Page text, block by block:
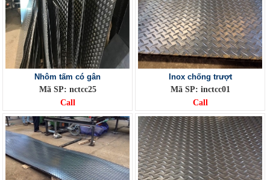
Nhôm tấm có gân
Mã SP: nctcc25
Call
Inox chống trượt
Mã SP: inctcc01
Call